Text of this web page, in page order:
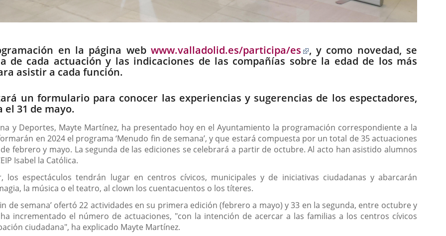
en la página web www.valladolid.es/participa/es Enlace
a
externa.
, y como novedad, se
de cada actuación y las indicaciones de las compañías sobre la edad de los más
asistir a cada función.
un formulario para conocer las experiencias y sugerencias de los espectadores,
31 de mayo.
y Deportes, Mayte Martínez, ha presentado hoy en el Ayuntamiento la programación correspondiente a la
en 2024 el programa ‘Menudo fin de semana’, y que estará compuesta por un total de 35 actuaciones
febrero y mayo. La segunda de las ediciones se celebrará a partir de octubre. Al acto han asistido alumnos
Isabel la Católica.
espectáculos tendrán lugar en centros cívicos, municipales y de iniciativas ciudadanas y abarcarán
la música o el teatro, al clown los cuentacuentos o los títeres.
de semana’ ofertó 22 actividades en su primera edición (febrero a mayo) y 33 en la segunda, entre octubre y
incrementado el número de actuaciones, "con la intención de acercar a las familias a los centros cívicos
ciudadana", ha explicado Mayte Martínez.